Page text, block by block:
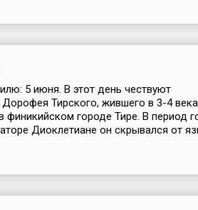
5 июня. В этот день чествуют
Тирского, жившего в 3-4
финикийском городе Тире. В период
Диоклетиане он скрывался от